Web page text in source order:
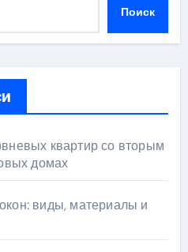
Поиск
квартир со вторым
домах
виды, материалы и